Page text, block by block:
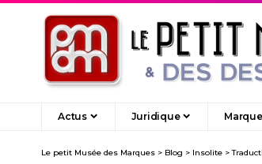
Actus Juridique
Le petit Musée des Marques > Blog > Insolite >